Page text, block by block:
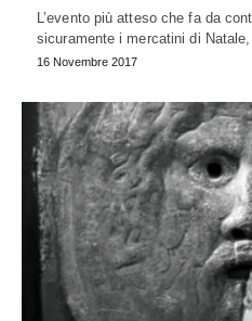
L’evento più atteso che fa da
sicuramente i mercatini di
16 Novembre 2017